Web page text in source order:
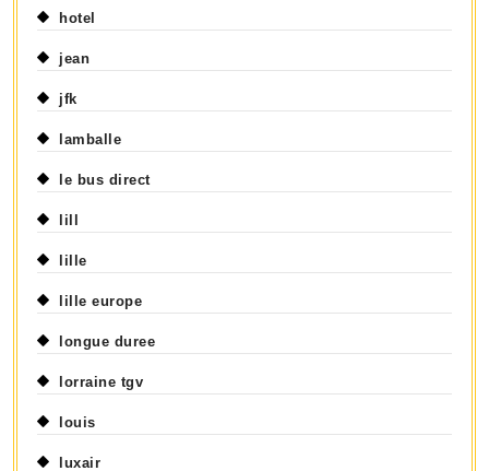
hotel
jean
jfk
lamballe
le bus direct
lill
lille
lille europe
longue duree
lorraine tgv
louis
luxair